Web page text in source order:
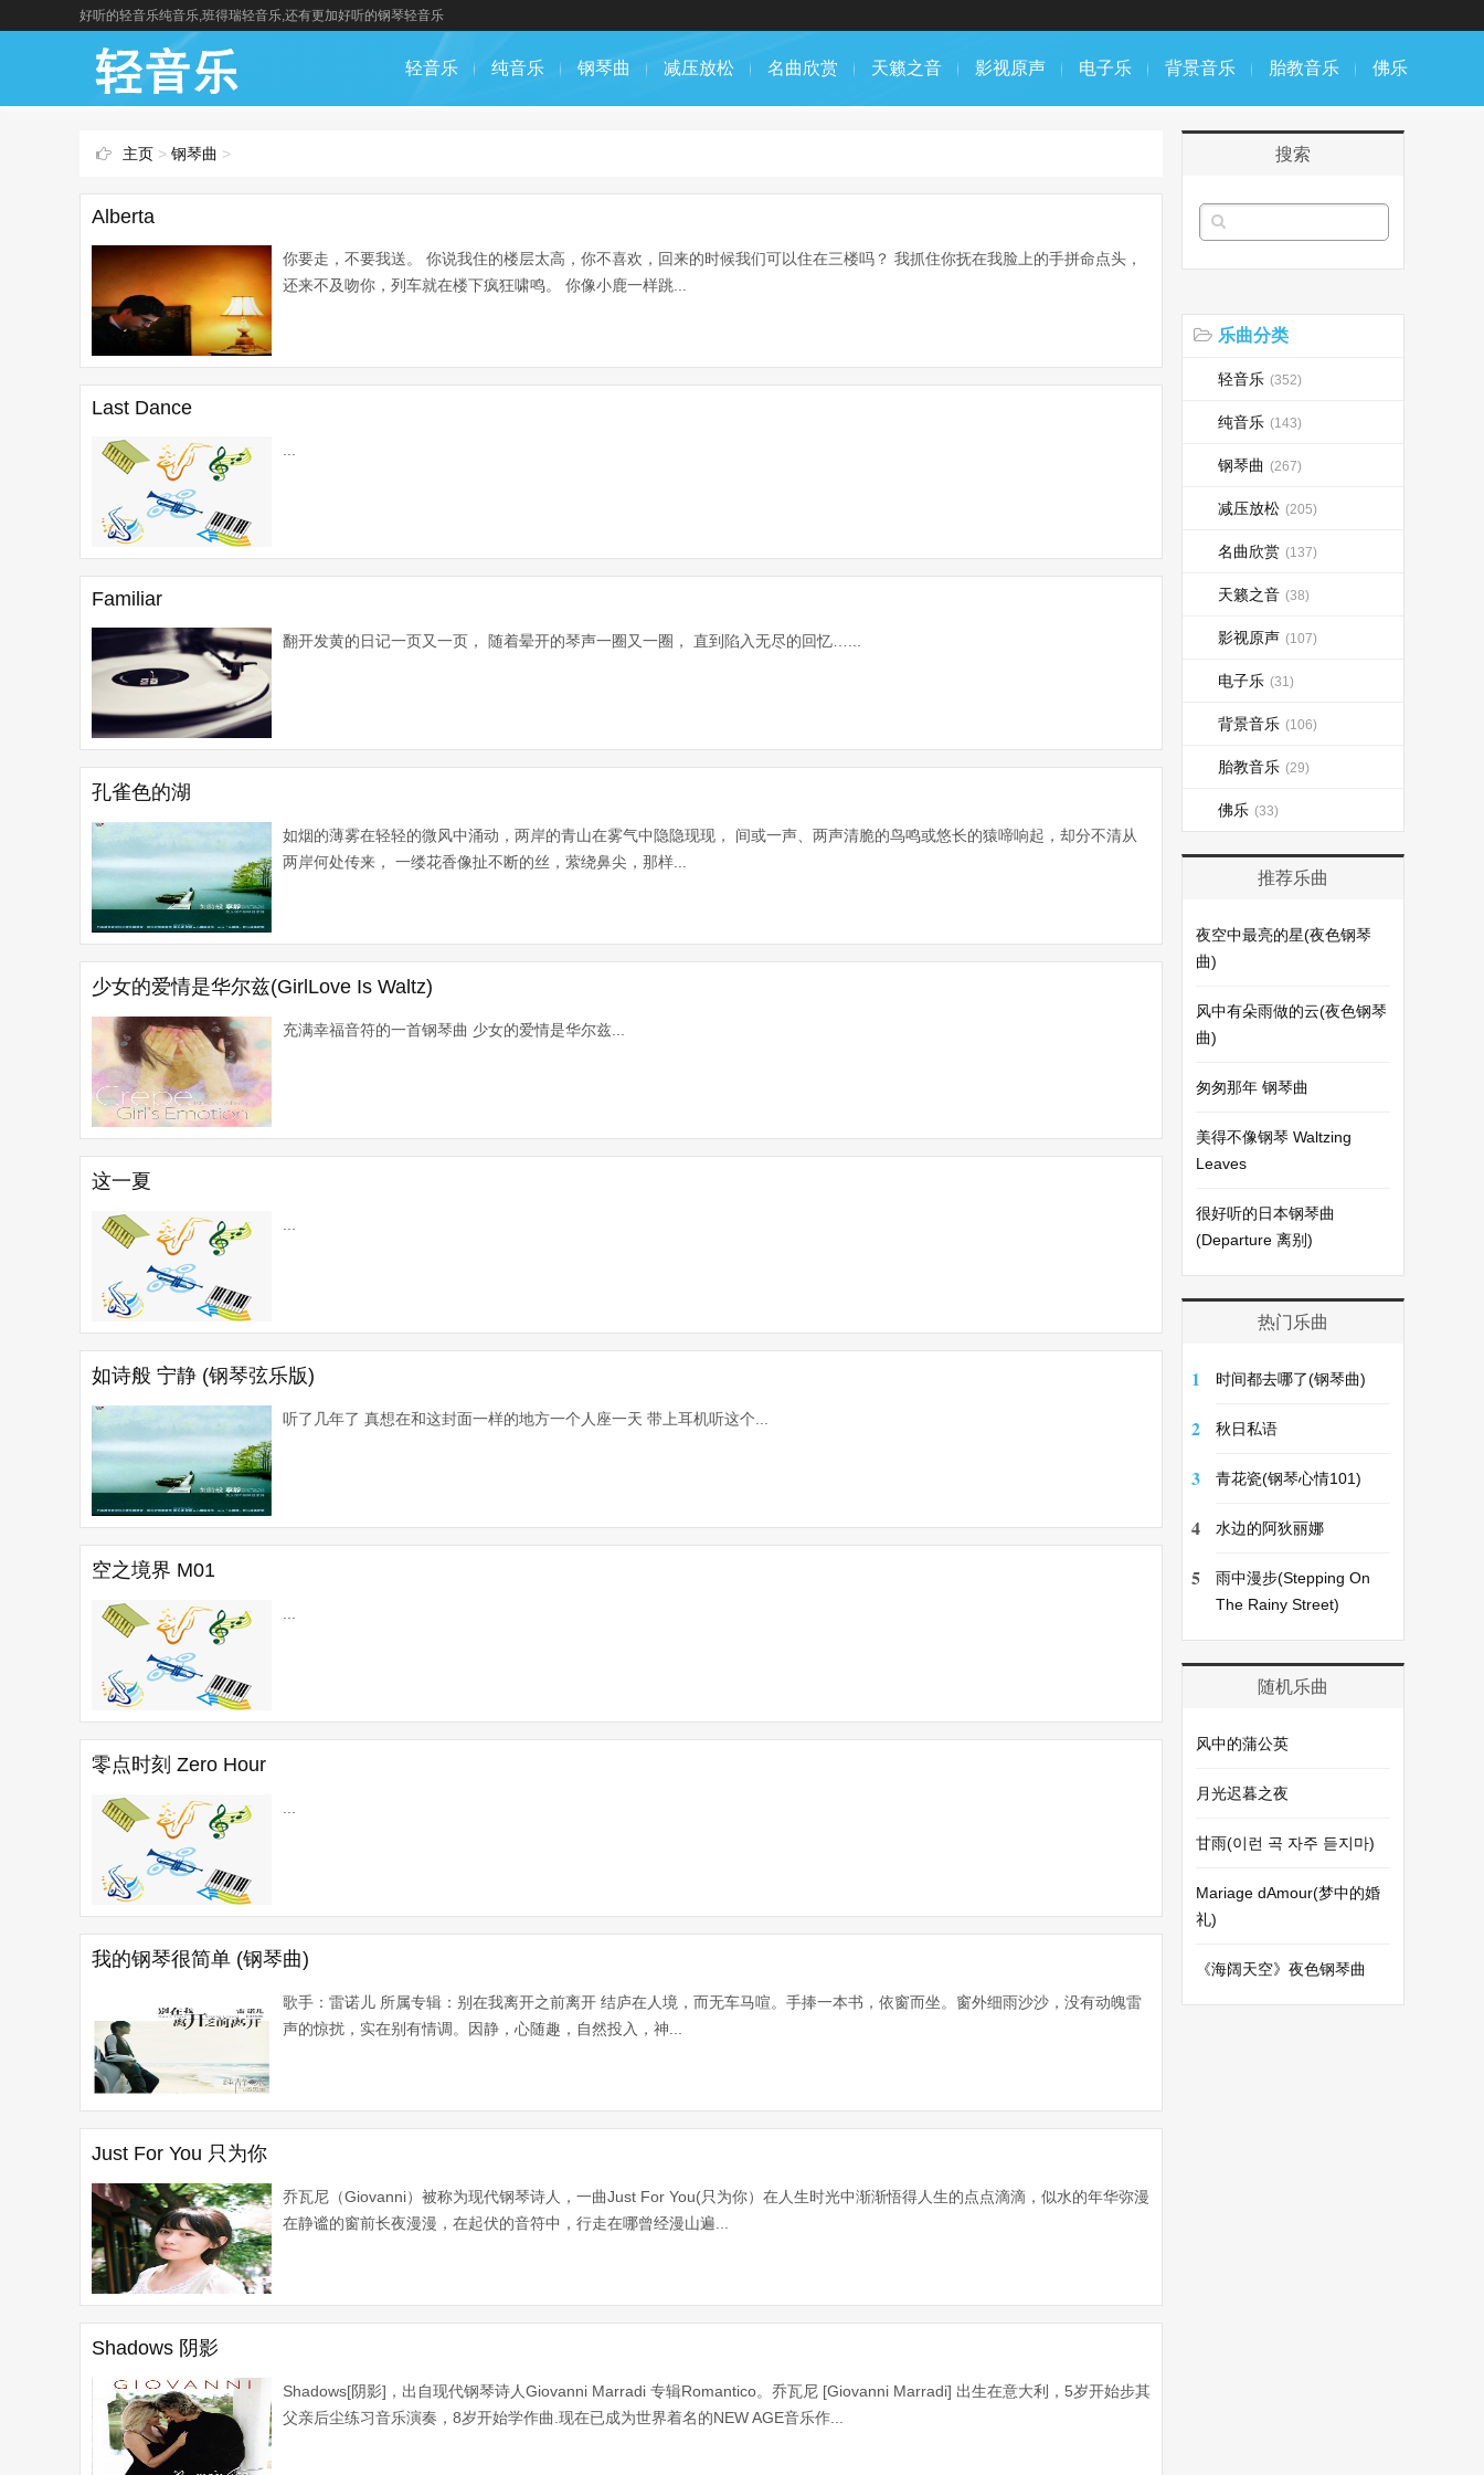
好听的轻音乐纯音乐,班得瑞轻音乐,还有更加好听的钢琴轻音乐
轻音乐 纯音乐 钢琴曲 减压放松 名曲欣赏 天籁之音 影视原声 电子乐 背景音乐 胎教音乐 佛乐
主页 > 钢琴曲 >
Alberta
你要走，不要我送。 你说我住的楼层太高，你不喜欢，回来的时候我们可以住在三楼吗？ 我抓住你抚在我脸上的手拼命点头，
还来不及吻你，列车就在楼下疯狂啸鸣。 你像小鹿一样跳...
Last Dance
Familiar
翻开发黄的日记一页又一页， 随着晕开的琴声一圈又一圈， 直到陷入无尽的回忆…...
孔雀色的湖
如烟的薄雾在轻轻的微风中涌动，两岸的青山在雾气中隐隐现现， 间或一声、两声清脆的鸟鸣或悠长的猿啼响起，却分不清从
两岸何处传来， 一缕花香像扯不断的丝，萦绕鼻尖，那样...
少女的爱情是华尔兹(GirlLove Is Waltz)
充满幸福音符的一首钢琴曲 少女的爱情是华尔兹...
这一夏
如诗般 宁静 (钢琴弦乐版)
听了几年了 真想在和这封面一样的地方一个人座一天 带上耳机听这个...
空之境界 M01
零点时刻 Zero Hour
我的钢琴很简单 (钢琴曲)
歌手：雷诺儿 所属专辑：别在我离开之前离开 结庐在人境，而无车马喧。手捧一本书，依窗而坐。窗外细雨沙沙，没有动魄雷
声的惊扰，实在别有情调。因静，心随趣，自然投入，神...
Just For You 只为你
乔瓦尼（Giovanni）被称为现代钢琴诗人，一曲Just For You(只为你）在人生时光中渐渐悟得人生的点点滴滴，似水的年华弥漫
在静谧的窗前长夜漫漫，在起伏的音符中，行走在哪曾经漫山遍...
Shadows 阴影
Shadows[阴影]，出自现代钢琴诗人Giovanni Marradi 专辑Romantico。乔瓦尼 [Giovanni Marradi] 出生在意大利，5岁开始步其
父亲后尘练习音乐演奏，8岁开始学作曲.现在已成为世界着名的NEW AGE音乐作...
搜索
乐曲分类
轻音乐 (352)
纯音乐 (143)
钢琴曲 (267)
减压放松 (205)
名曲欣赏 (137)
天籁之音 (38)
影视原声 (107)
电子乐 (31)
背景音乐 (106)
胎教音乐 (29)
佛乐 (33)
推荐乐曲
夜空中最亮的星(夜色钢琴
曲)
风中有朵雨做的云(夜色钢琴
曲)
匆匆那年 钢琴曲
美得不像钢琴 Waltzing
Leaves
很好听的日本钢琴曲
(Departure 离别)
热门乐曲
1 时间都去哪了(钢琴曲)
2 秋日私语
3 青花瓷(钢琴心情101)
4 水边的阿狄丽娜
5
雨中漫步(Stepping On
The Rainy Street)
随机乐曲
风中的蒲公英
月光迟暮之夜
甘雨(이런 곡 자주 듣지마)
Mariage dAmour(梦中的婚
礼)
《海阔天空》夜色钢琴曲